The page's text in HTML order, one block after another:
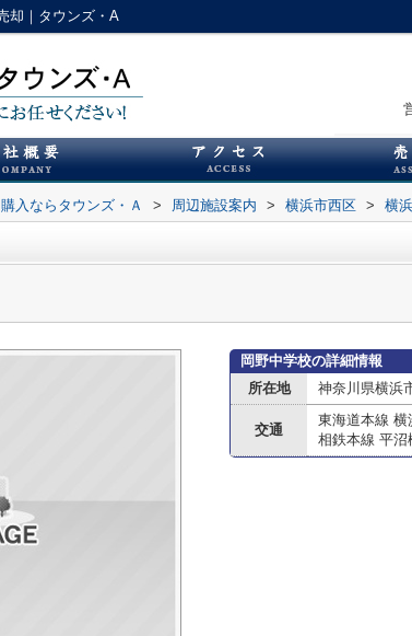
却｜タウンズ・A
入ならタウンズ・Ａ > 周辺施設案内 > 横浜市西区 > 横
岡野中学校の詳細情報
所在地
神奈川県横浜
交通
東海道本線 横
相鉄本線 平沼